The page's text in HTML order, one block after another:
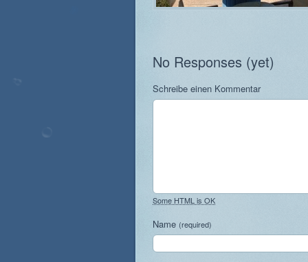
No Responses (yet)
Schreibe einen Kommentar
Some HTML is OK
Name (required)